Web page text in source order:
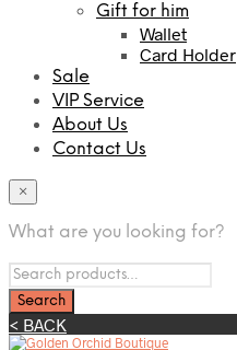
Gift for him
Wallet
Card Holder
Sale
VIP Service
About Us
Contact Us
×
What are you looking for?
< BACK